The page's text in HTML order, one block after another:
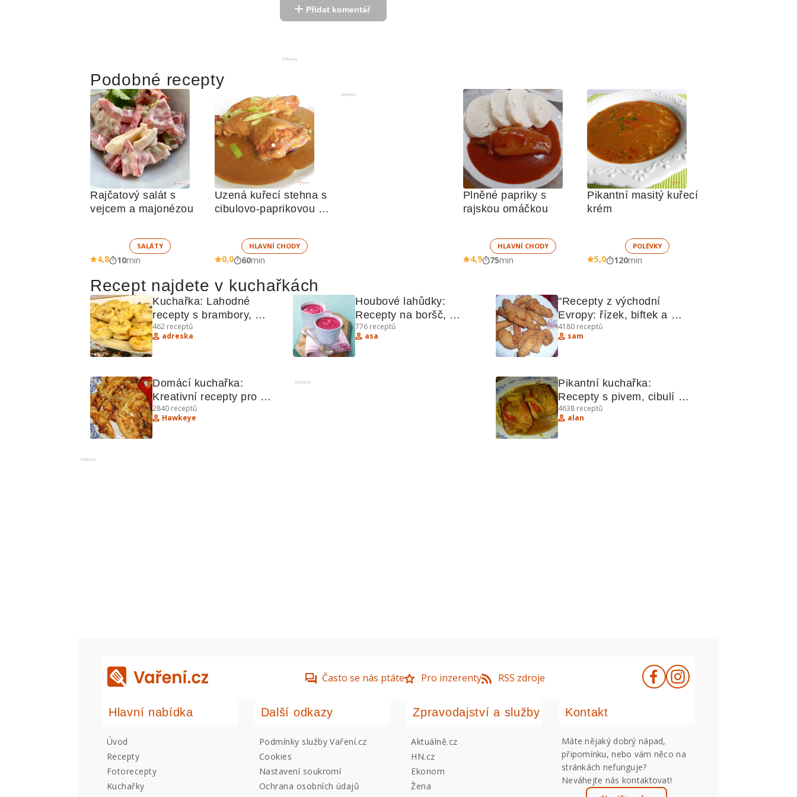
Přidat komentář
Reklama
Podobné recepty
Rajčatový salát s
vejcem a majonézou
SALÁTY
4,8 10min
Uzená kuřecí stehna s
cibulovo-paprikovou
HLAVNÍ CHODY
0,0 60min
Reklama
Plněné papriky s
rajskou omáčkou
HLAVNÍ CHODY
4,9 75min
Pikantní masitý kuřecí
POLÉVKY
5,0 120min
Recept najdete v kuchařkách
Kuchařka: Lahodné
recepty s brambory,
sýrem a těstovinami
462 receptů
adreska
Houbové lahůdky:
Recepty na boršč,
houbové polévky a další!
776 receptů
asa
"Recepty z východní
Evropy: řízek, biftek a
další lahůdky"
4180 receptů
sam
Domácí kuchařka:
Kreativní recepty pro
každý den
2840 receptů
Hawkeye
Reklama
Pikantní kuchařka:
Recepty s pivem, cibulí a
tvarohem
4638 receptů
alan
Reklama
Často se nás ptáte Pro inzerenty RSS zdroje
Hlavní nabídka
Úvod
Recepty
Fotorecepty
Kuchařky
Další odkazy
Podmínky služby Vaření.cz
Cookies
Nastavení soukromí
Ochrana osobních údajů
Zpravodajství a služby
Aktuálně.cz
HN.cz
Ekonom
Žena
Kontakt
Máte nějaký dobrý nápad,
připomínku, nebo vám něco na
stránkách nefunguje?
Neváhejte nás kontaktovat!